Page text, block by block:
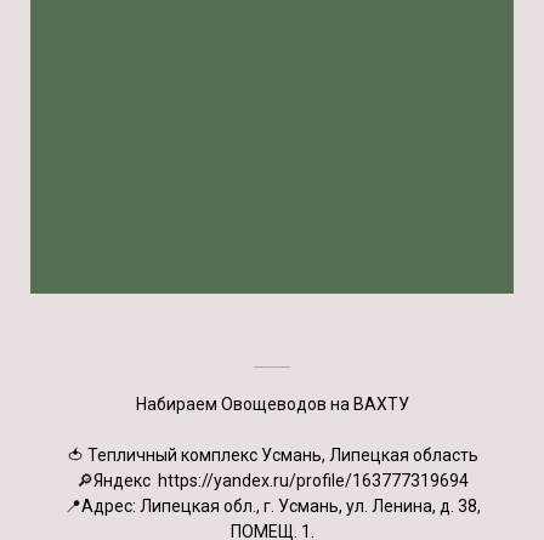
Набираем Овощеводов на ВАХТУ
🍅 Тепличный комплекс Усмань, Липецкая область
🔎Яндекс https://yandex.ru/profile/163777319694
📍Адрес: Липецкая обл., г. Усмань, ул. Ленина, д. 38,
ПОМЕЩ. 1.